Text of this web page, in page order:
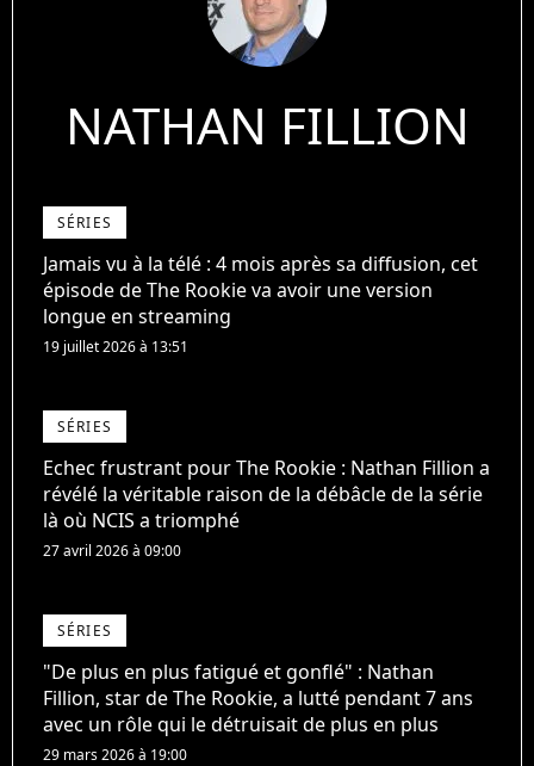
NATHAN FILLION
SÉRIES
Jamais vu à la télé : 4 mois après sa diffusion, cet
épisode de The Rookie va avoir une version
longue en streaming
19 juillet 2026 à 13:51
SÉRIES
Echec frustrant pour The Rookie : Nathan Fillion a
révélé la véritable raison de la débâcle de la série
là où NCIS a triomphé
27 avril 2026 à 09:00
SÉRIES
"De plus en plus fatigué et gonflé" : Nathan
Fillion, star de The Rookie, a lutté pendant 7 ans
avec un rôle qui le détruisait de plus en plus
29 mars 2026 à 19:00